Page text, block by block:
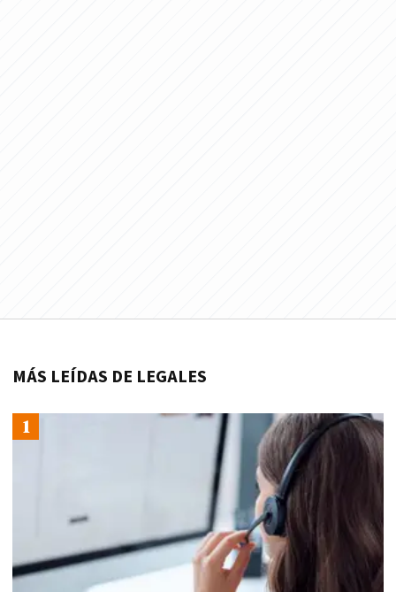
MÁS LEÍDAS DE LEGALES